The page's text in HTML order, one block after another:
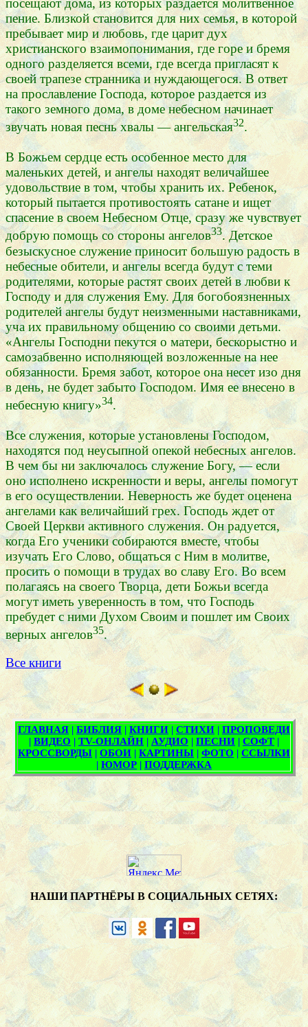
посещают дома, из которых раздается молитвенное
пение. Близкой становится для них семья, в которой
пребывает мир и любовь, где царит дух
христианского взаимопонимания, где горе и бремя
одного разделяется всеми, где всегда пригласят к
своей трапезе странника и нуждающегося. В ответ
на прославление Господа, которое раздается из
такого земного дома, в доме небесном начинает
звучать новая песнь хвалы — ангельская32.
В Божьем сердце есть особенное место для
маленьких детей, и ангелы находят величайшее
удовольствие в том, чтобы хранить их. Ребенок,
который пытается противостоять сатане и ищет
спасение в своем Небесном Отце, сразу же чувствует
добрую помощь со стороны ангелов33. Детское
безыскусное служение приносит большую радость в
небесные обители, и ангелы всегда будут с теми
родителями, которые растят своих детей в любви к
Господу и для служения Ему. Для богобоязненных
родителей ангелы будут неизменными наставниками,
уча их правильному общению со своими детьми.
«Ангелы Господни пекутся о матери, бескорыстно и
самозабвенно исполняющей возложенные на нее
обязанности. Бремя забот, которое она несет изо дня
в день, не будет забыто Господом. Имя ее внесено в
небесную книгу»34.
Все служения, которые установлены Господом,
находятся под неусыпной опекой небесных ангелов.
В чем бы ни заключалось служение Богу, — если
оно исполнено искренности и веры, ангелы помогут
в его осуществлении. Неверность же будет оценена
ангелами как величайший грех. Господь ждет от
Своей Церкви активного служения. Он радуется,
когда Его ученики собираются вместе, чтобы
изучать Его Слово, общаться с Ним в молитве,
просить о помощи в трудах во славу Его. Во всем
полагаясь на своего Творца, дети Божьи всегда
могут иметь уверенность в том, что Господь
пребудет с ними Духом Своим и пошлет им Своих
верных ангелов35.
Все книги